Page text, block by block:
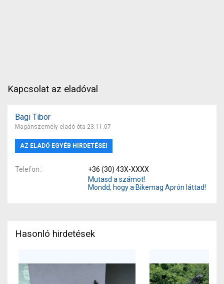
Kapcsolat az eladóval
Bagi Tibor
Magánszemély eladó óta 23.11.07
AZ ELADÓ EGYÉB HIRDETÉSEI
Telefon
+36 (30) 43X-XXXX
Mutasd a számot!
Mondd, hogy a Bikemag Aprón láttad!
Hasonló hirdetések